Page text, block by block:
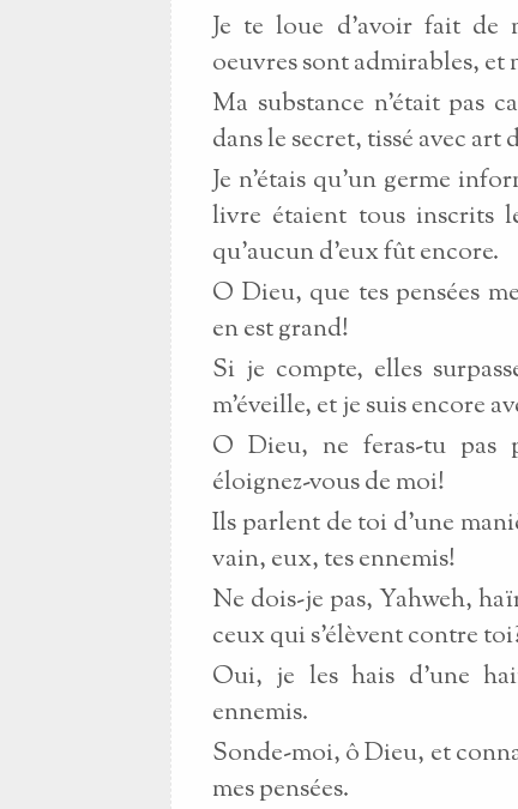
Je te loue d'avoir fait de
oeuvres sont admirables, et
Ma substance n'était pas
dans le secret, tissé avec
Je n'étais qu'un germe
livre étaient tous inscrits
qu'aucun d'eux fût encore.
O Dieu, que tes pensées
en est grand!
Si je compte, elles
m'éveille, et je suis encore
O Dieu, ne feras-tu pas
éloignez-vous de moi!
Ils parlent de toi d'une
vain, eux, tes ennemis!
Ne dois-je pas, Yahweh,
ceux qui s'élèvent contre
Oui, je les hais d'une
ennemis.
Sonde-moi, ô Dieu, et
mes pensées.